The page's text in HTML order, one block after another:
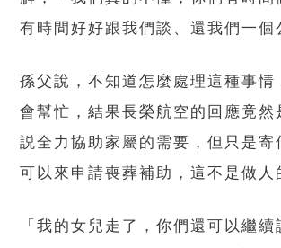
有時間好好跟我們談、還我們一個
孫父說，不知道怎麼處理這種事情
會幫忙，結果長榮航空的回應竟然
説全力協助家屬的需要，但只是寄
可以來申請喪葬補助，這不是做人
「我的女兒走了，你們還可以繼